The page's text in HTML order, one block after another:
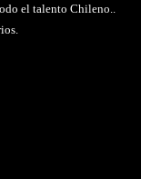
el talento Chileno..